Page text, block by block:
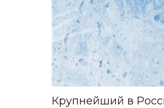
Крупнейший в